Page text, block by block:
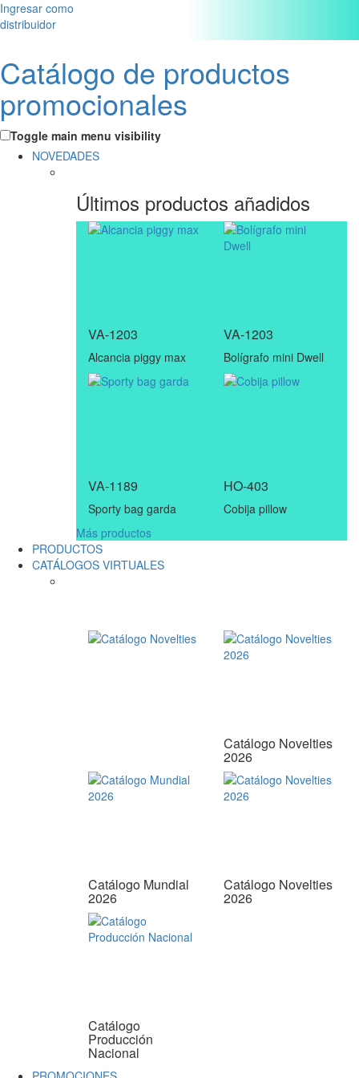
Ingresar como
distribuidor
Catálogo de productos
promocionales
Toggle main menu visibility
NOVEDADES
Últimos productos añadidos
VA-1203
Alcancia piggy max
VA-1203
Bolígrafo mini Dwell
VA-1189
Sporty bag garda
HO-403
Cobija pillow
Más productos
PRODUCTOS
CATÁLOGOS VIRTUALES
Catálogo Novelties
2026
Catálogo Mundial
2026
Catálogo Novelties
2026
Catálogo
Producción
Nacional